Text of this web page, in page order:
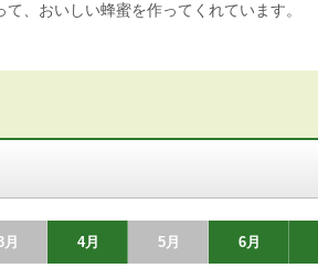
、おいしい蜂蜜を作ってくれています。
月 4月 5月 6月